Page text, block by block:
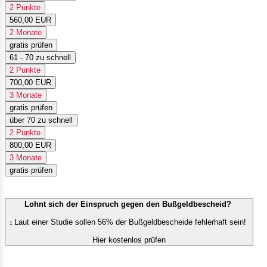
2 Punkte
560,00 EUR
2 Monate
gratis prüfen
61 - 70 zu schnell
2 Punkte
700,00 EUR
3 Monate
gratis prüfen
über 70 zu schnell
2 Punkte
800,00 EUR
3 Monate
gratis prüfen
Lohnt sich der Einspruch gegen den Bußgeldbescheid?
1
Laut einer Studie sollen 56% der Bußgeldbescheide fehlerhaft sein!
Hier kostenlos prüfen